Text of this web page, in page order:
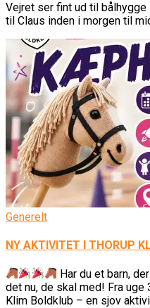
Vejret ser fint ud til
til Claus inden i morgen til
Generelt
NY AKTIVITET I THORUP
Har du et barn,
det nu, de skal med! Fra
Klim Boldklub – en sjov